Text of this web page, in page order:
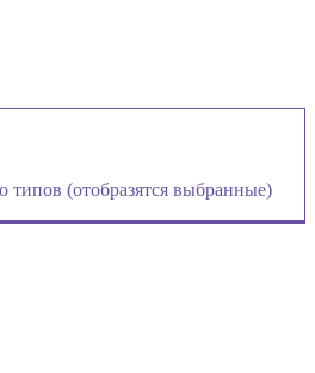
типов (отобразятся выбранные)